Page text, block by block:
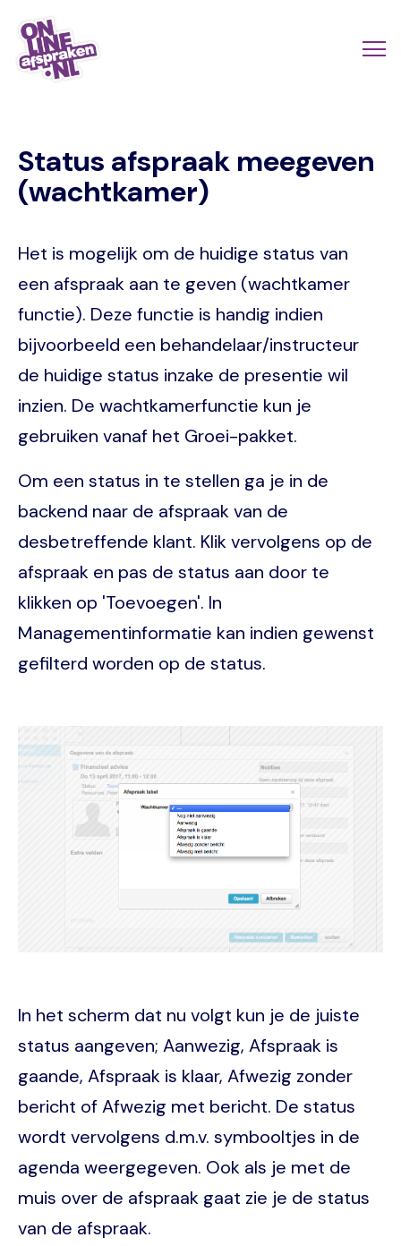
Naar
hoofdinhoud
Status afspraak meegeven
(wachtkamer)
Het is mogelijk om de huidige status van
een afspraak aan te geven (wachtkamer
functie). Deze functie is handig indien
bijvoorbeeld een behandelaar/instructeur
de huidige status inzake de presentie wil
inzien. De wachtkamerfunctie kun je
gebruiken vanaf het Groei-pakket.
Om een status in te stellen ga je in de
backend naar de afspraak van de
desbetreffende klant. Klik vervolgens op de
afspraak en pas de status aan door te
klikken op 'Toevoegen'. In
Managementinformatie kan indien gewenst
gefilterd worden op de status.
Image
In het scherm dat nu volgt kun je de juiste
status aangeven; Aanwezig, Afspraak is
gaande, Afspraak is klaar, Afwezig zonder
bericht of Afwezig met bericht. De status
wordt vervolgens d.m.v. symbooltjes in de
agenda weergegeven. Ook als je met de
muis over de afspraak gaat zie je de status
van de afspraak.